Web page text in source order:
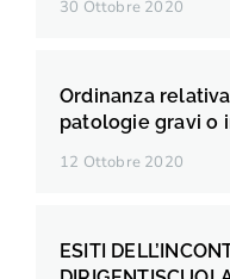
30 Ottobre 2020
Ordinanza
patologie gravi o
12 Ottobre 2020
ESITI